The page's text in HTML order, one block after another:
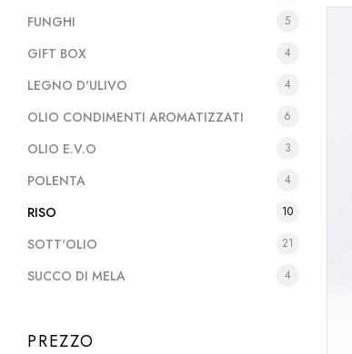
FUNGHI 5
GIFT BOX 4
LEGNO D'ULIVO 4
OLIO CONDIMENTI AROMATIZZATI 6
OLIO E.V.O 3
POLENTA 4
RISO 10
SOTT'OLIO 21
SUCCO DI MELA 4
PREZZO